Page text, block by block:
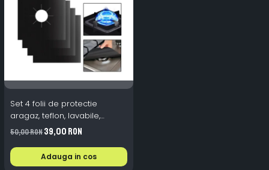
Set 4 folii de protectie
aragaz, teflon, lavabile,
reutilizabile, Negru/Gri
50,00 RON39,00 RON
Adauga in cos